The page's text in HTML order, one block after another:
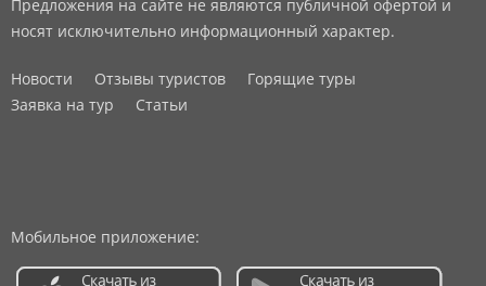
Предложения на сайте не являются публичной офертой и
носят исключительно информационный характер.
Новости Отзывы туристов
Горящие туры
Заявка на тур
Статьи
Мобильное приложение: